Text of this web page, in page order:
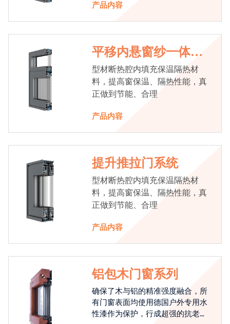
强度，促使窗使用寿命提升5-10
产品内容
平移内悬窗纱一体系
统
型材断热腔内填充保温隔热材
料，提高窗保温、隔热性能，真
正做到节能、合理
产品内容
提升推拉门系统
型材断热腔内填充保温隔热材
料，提高窗保温、隔热性能，真
正做到节能、合理
产品内容
铝包木门窗系列
确保了木与铝的精准强度融合，所
有门窗表面均使用德国户外专用水
性漆作为保护，行成超强的抗老化